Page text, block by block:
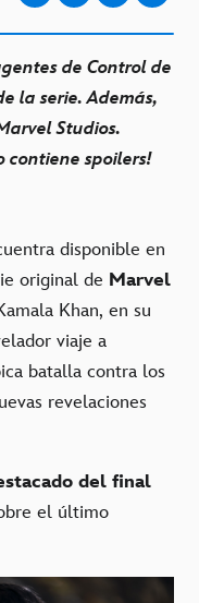
de Control de
la serie. Además,
Studios.
contiene spoilers!
disponible en
original de Marvel
Khan, en su
viaje a
batalla contra los
revelaciones
del final
el último